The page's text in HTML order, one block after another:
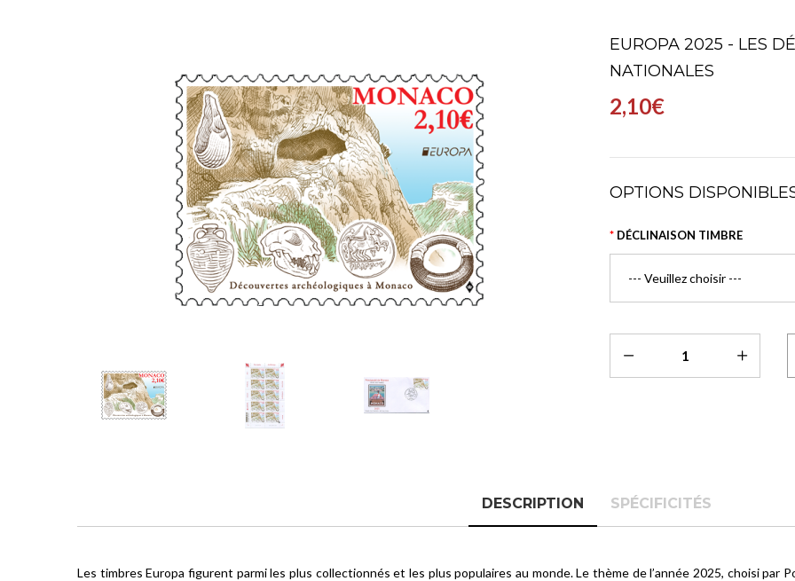
EUROPA 2025 - LES
NATIONALES
2,10€
OPTIONS
DÉCLINAISON TIMBRE
DESCRIPTION SPÉCIFICITÉS
Les timbres Europa figurent parmi les plus collectionnés et les plus populaires au monde. Le thème de l’année 2025, choisi par